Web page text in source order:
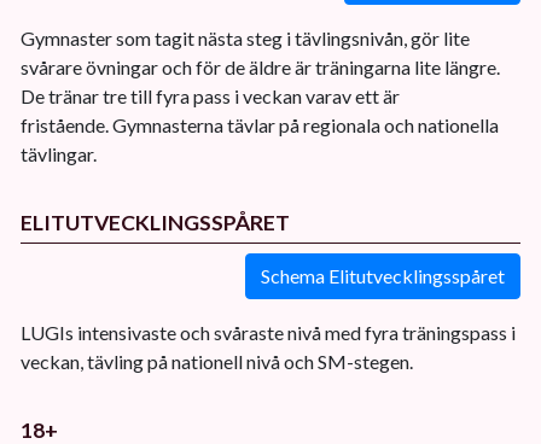
Gymnaster som tagit nästa steg i tävlingsnivån, gör lite
svårare övningar och för de äldre är träningarna lite längre.
De tränar tre till fyra pass i veckan varav ett är
fristående. Gymnasterna tävlar på regionala och nationella
tävlingar.
ELITUTVECKLINGSSPÅRET
Schema Elitutvecklingsspåret
LUGIs intensivaste och svåraste nivå med fyra träningspass i
veckan, tävling på nationell nivå och SM-stegen.
18+